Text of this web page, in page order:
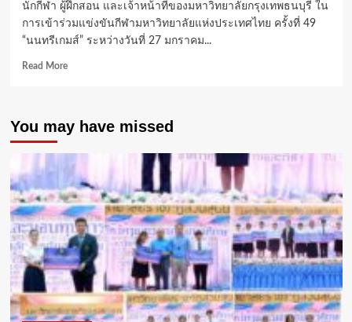
นักกีฬา ผู้ฝึกสอน และเจ้าหน้าที่ของมหาวิทยาลัยกรุงเทพธนบุรี ใน
การเข้าร่วมแข่งขันกีฬามหาวิทยาลัยแห่งประเทศไทย ครั้งที่ 49
“นนทรีเกมส์” ระหว่างวันที่ 27 มกราคม...
Read MoreRead
ร่วม
ให้
กำลัง
เชียร์
นักกีฬา
มกธ.ติด
ขอบ
สนาม
“นนทรี
เกมส์”
คว้า
ชัย
ยึด
You may have missed